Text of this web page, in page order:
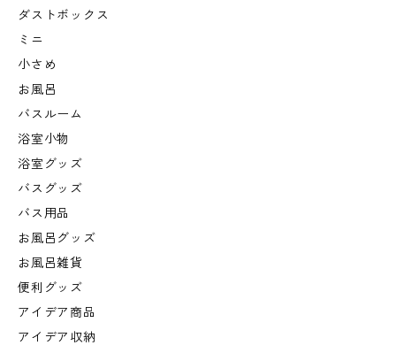
ダストボックス
ミニ
小さめ
お風呂
バスルーム
浴室小物
浴室グッズ
バスグッズ
バス用品
お風呂グッズ
お風呂雑貨
便利グッズ
アイデア商品
アイデア収納